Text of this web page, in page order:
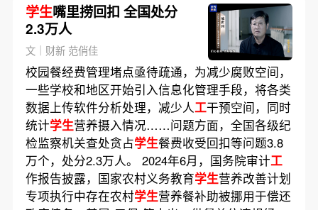
学生嘴里捞回扣 全国处分
2.3万人
文｜财新 范俏佳
校园餐经费管理堵点亟待疏通，为减少腐败空间，
一些学校和地区开始引入信息化管理手段，将各类
数据上传软件分析处理，减少人工干预空间，同时
统计学生营养摄入情况……问题方面，全国各级纪
检监察机关查处贪占学生餐费收受回扣等问题3.8
万个，处分2.3万人。 2024年6月，国务院审计工
作报告披露，国家农村义务教育学生营养改善计划
专项执行中存在农村学生营养餐补助被挪用于偿还